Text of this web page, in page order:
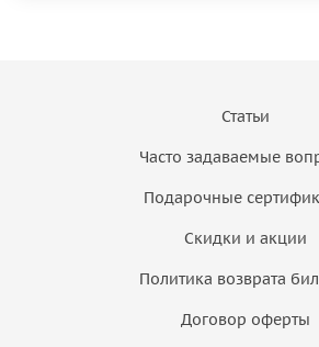
Статьи
Часто задаваемые
Подарочные
Скидки и акции
Политика возврата
Договор оферты